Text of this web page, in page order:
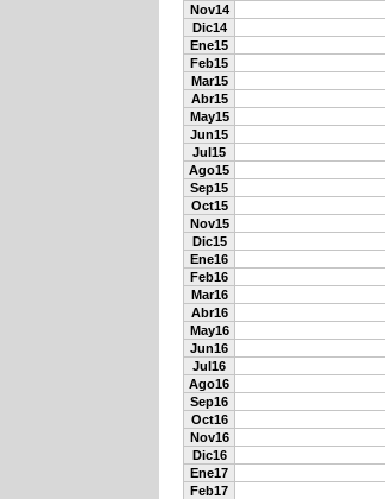
Nov14
Dic14
Ene15
Feb15
Mar15
Abr15
May15
Jun15
Jul15
Ago15
Sep15
Oct15
Nov15
Dic15
Ene16
Feb16
Mar16
Abr16
May16
Jun16
Jul16
Ago16
Sep16
Oct16
Nov16
Dic16
Ene17
Feb17